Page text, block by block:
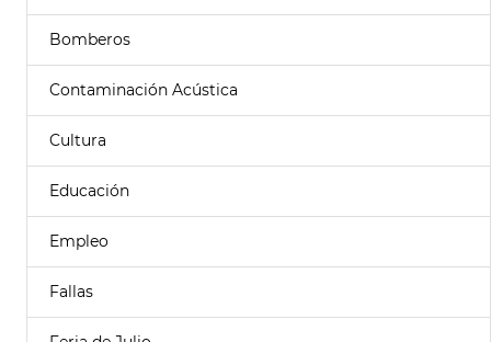
Bomberos
Contaminación Acústica
Cultura
Educación
Empleo
Fallas